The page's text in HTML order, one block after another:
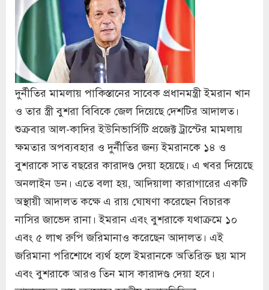
দুর্নীতির মামলায় পাকিস্তানের সাবেক প্রধানমন্ত্রী ইমরান খান
ও তার স্ত্রী বুশরা বিবিকে জেল দিয়েছে দেশটির আদালত।
শুক্রবার আল-কাদির ইউনিভার্সিটি প্রজেক্ট ট্রাস্টের মামলায়
ক্ষমতার অপব্যবহার ও দুর্নীতির জন্য ইমরানকে ১৪ ও
বুশরাকে সাত বছরের কারাদণ্ড দেয়া হয়েছে। এ খবর দিয়েছে
অনলাইন ডন। এতে বলা হয়, আদিয়ালা কারাগারের একটি
অস্থায়ী আদালত কক্ষে এ রায় ঘোষণা করেছেন বিচারক
নাসির জাভেদ রানা। ইমরান এবং বুশরাকে যথাক্রমে ১০
এবং ৫ লাখ রুপি জরিমানাও করেছেন আদালত। এই
জরিমানা পরিশোধে ব্যর্থ হলে ইমরানকে অতিরিক্ত ছয় মাস
এবং বুশরাকে আরও তিন মাস কারাদণ্ড দেয়া হবে।